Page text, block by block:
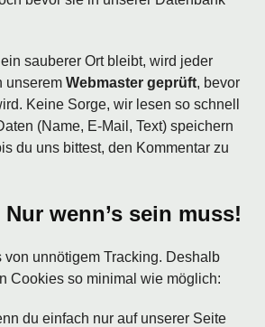
sauberer Ort bleibt, wird jeder
unserem Webmaster geprüft, bevor
Keine Sorge, wir lesen so schnell
(Name, E-Mail, Text) speichern
du uns bittest, den Kommentar zu
wenn’s sein muss!
unnötigem Tracking. Deshalb
Cookies so minimal wie möglich:
du einfach nur auf unserer Seite